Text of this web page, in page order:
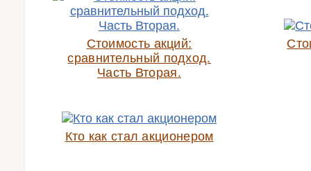
Стоимость акций:
сравнительный подход.
Часть Вторая.
Кто как стал акционером